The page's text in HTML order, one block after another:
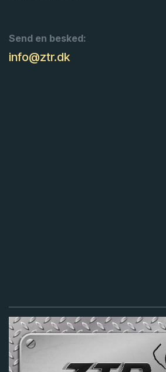
Send en besked:
info@ztr.dk